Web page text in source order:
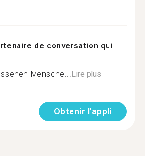
de conversation qui
Mensche...Lire plus
Obtenir l'appli